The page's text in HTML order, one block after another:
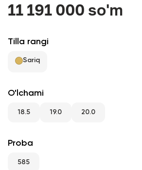
Sevimli
RU ENG
11 191 000 so'm
Tilla rangi
Sariq
O'lchami
18.5 19.0 20.0
Proba
585